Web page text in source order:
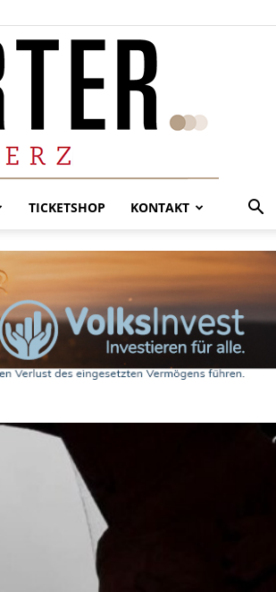
TICKETSHOP KONTAKT